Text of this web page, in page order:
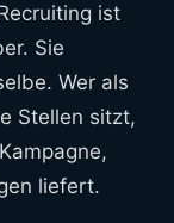
ist
Sie
Wer als
Stellen sitzt,
liefert.